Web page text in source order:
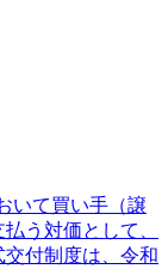
いて買い手（譲
う対価として、
付制度は、令和